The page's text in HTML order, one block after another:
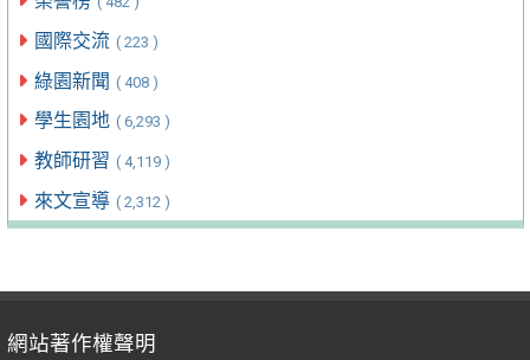
國際交流 ( 223 )
綠園新聞 ( 408 )
學生園地 ( 6,293 )
教師研習 ( 4,119 )
來文宣導 ( 2,312 )
網站著作權聲明